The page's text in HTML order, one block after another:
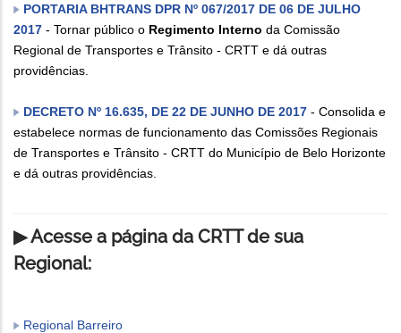
PORTARIA BHTRANS DPR Nº 067/2017 DE 06 DE JULHO
2017 - Tornar público o Regimento Interno da Comissão
Regional de Transportes e Trânsito - CRTT e dá outras
providências.
DECRETO Nº 16.635, DE 22 DE JUNHO DE 2017 - Consolida e
estabelece normas de funcionamento das Comissões Regionais
de Transportes e Trânsito - CRTT do Município de Belo Horizonte
e dá outras providências.
▶ Acesse a página da CRTT de sua
Regional:
Regional Barreiro